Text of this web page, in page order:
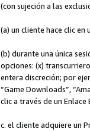
(con sujeción a las
(a) un cliente hace clic en
(b) durante una única
opciones: (x)
entera discreción; por
“Game Downloads”,
clic a través de un
c. el cliente adquiere un